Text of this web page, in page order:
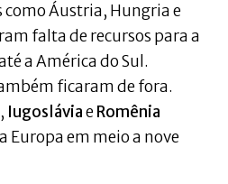
Áustria, Hungria e
falta de recursos para a
a América do Sul.
ficaram de fora.
, IugosláviaeRomênia
Europa em meio a nove